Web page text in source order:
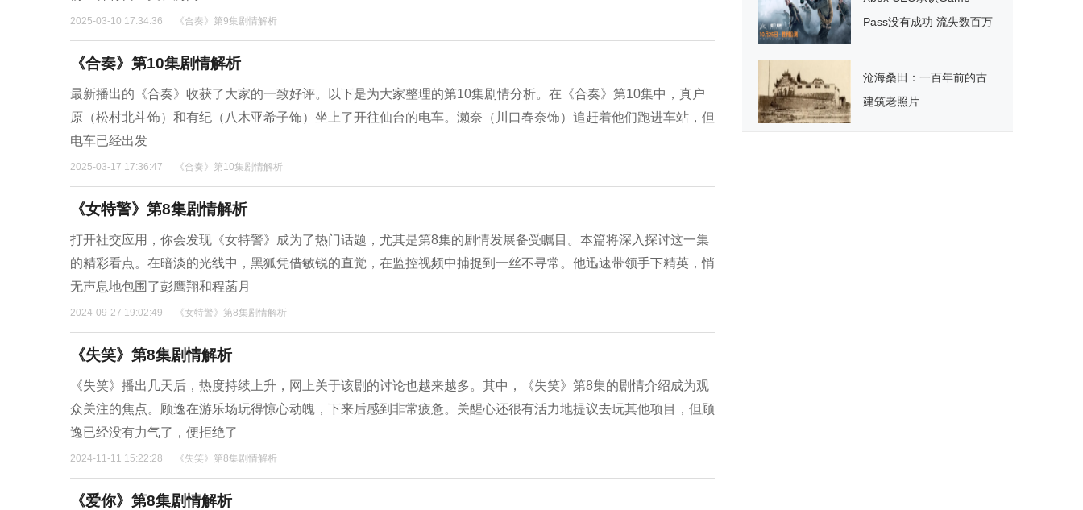
2025-03-10 17:34:36 《合奏》第9集剧情解析
《合奏》第10集剧情解析
最新播出的《合奏》收获了大家的一致好评。以下是为大家整理的第10集剧情分析。在《合奏》第10集中，真户
原（松村北斗饰）和有纪（八木亚希子饰）坐上了开往仙台的电车。濑奈（川口春奈饰）追赶着他们跑进车站，但
电车已经出发
2025-03-17 17:36:47 《合奏》第10集剧情解析
《女特警》第8集剧情解析
打开社交应用，你会发现《女特警》成为了热门话题，尤其是第8集的剧情发展备受瞩目。本篇将深入探讨这一集
的精彩看点。在暗淡的光线中，黑狐凭借敏锐的直觉，在监控视频中捕捉到一丝不寻常。他迅速带领手下精英，悄
无声息地包围了彭鹰翔和程菡月
2024-09-27 19:02:49 《女特警》第8集剧情解析
《失笑》第8集剧情解析
《失笑》播出几天后，热度持续上升，网上关于该剧的讨论也越来越多。其中，《失笑》第8集的剧情介绍成为观
众关注的焦点。顾逸在游乐场玩得惊心动魄，下来后感到非常疲惫。关醒心还很有活力地提议去玩其他项目，但顾
逸已经没有力气了，便拒绝了
2024-11-11 15:22:28 《失笑》第8集剧情解析
《爱你》第8集剧情解析
Pass没有成功 流失数百万
沧海桑田：一百年前的古
建筑老照片